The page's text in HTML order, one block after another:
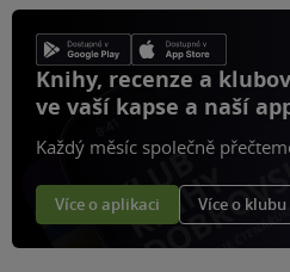
Knihy, recenze a
ve vaší kapse a naší
Každý měsíc společně
Více o aplikaci Více o klubu